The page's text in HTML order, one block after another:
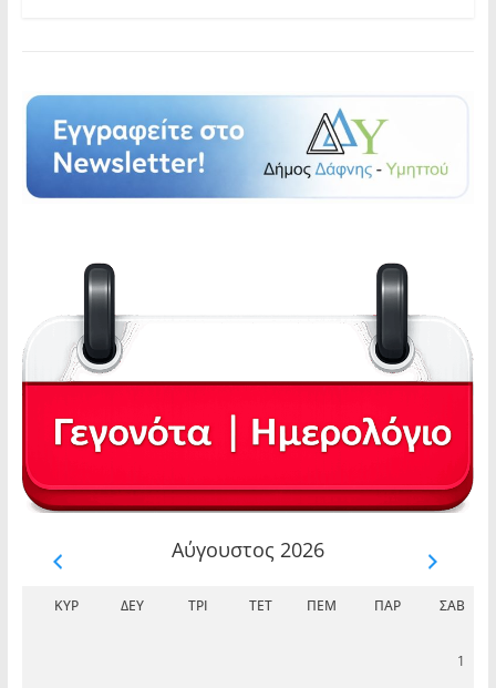
Αύγουστος 2026
ΚΥΡ ΔΕΥ ΤΡΊ ΤΕΤ ΠΈΜ ΠΑΡ ΣΆΒ
1